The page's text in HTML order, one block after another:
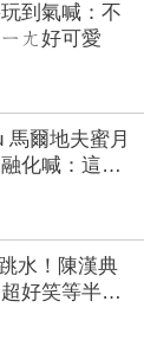
到氣喊：不
ㄤ好可愛
馬爾地夫蜜月
化喊：這是
水！陳漢典
好笑等半天